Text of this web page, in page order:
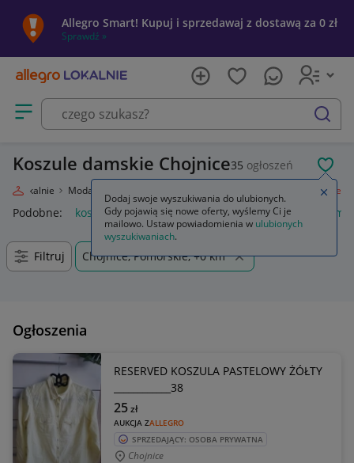
Allegro Smart! Kupuj i sprzedawaj z dostawą za 0 zł
Sprawdź »
Otwórz menu z kategoriami
szukaj
Koszule damskie Chojnice35 ogłoszeń
Lokalnie Moda Koszule
Podobne: koszule anda47 koszule poporodowe koszule
Filtruj Chojnice, Pomorskie, +0 km
Ogłoszenia
RESERVED KOSZULA PASTELOWY ŻÓŁTY
____________38
AUKCJA ZALLEGRO
25zł
SPRZEDAJĄCY: OSOBA PRYWATNA
Chojnice
Dodaj swoje wyszukiwania do ulubionych.
Gdy pojawią się nowe oferty, wyślemy Ci je
mailowo. Ustaw powiadomienia w ulubionych
wyszukiwaniach.